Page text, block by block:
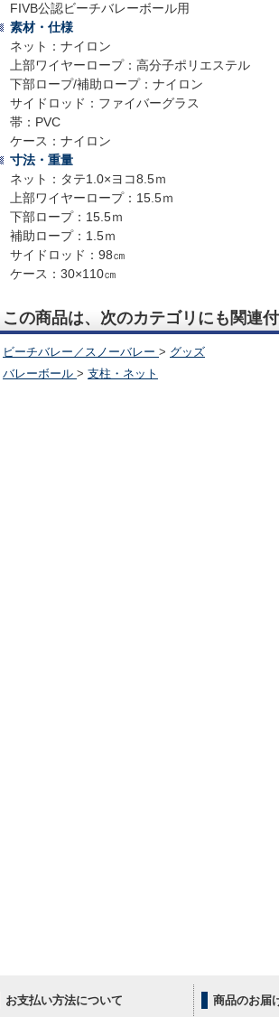
FIVB公認ビーチバレーボール用
素材・仕様
ネット：ナイロン
上部ワイヤーロープ：高分子ポリエステル
下部ロープ/補助ロープ：ナイロン
サイドロッド：ファイバーグラス
帯：PVC
ケース：ナイロン
寸法・重量
ネット：タテ1.0×ヨコ8.5ｍ
上部ワイヤーロープ：15.5ｍ
下部ロープ：15.5ｍ
補助ロープ：1.5ｍ
サイドロッド：98㎝
ケース：30×110㎝
この商品は、次のカテゴリにも関連
ビーチバレー／スノーバレー > グッズ
バレーボール > 支柱・ネット
お支払い方法について 商品のお届